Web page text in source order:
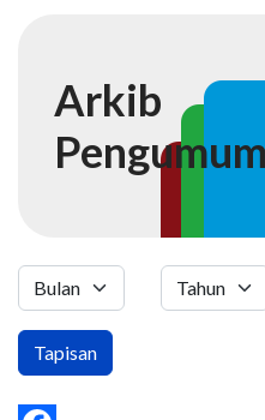
Arkib
Tapisan